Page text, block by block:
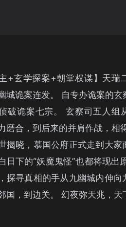
主+玄学探案+朝堂权谋】天瑞
城诡案连发。 自专办诡案的玄
破诡案七宗。 玄察司五人组
磨合，到后来的并肩作战，相
揭晓，慕国公府正式走到大家
日下的“妖魔鬼怪”也都将现出
探寻真相的手从九幽城内伸向
国，到边关。 幻夜弥天兆，